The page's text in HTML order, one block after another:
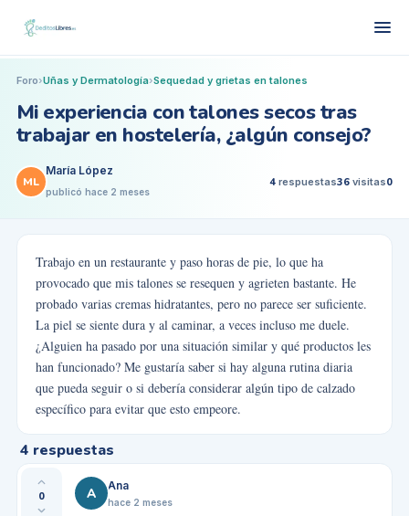
Foro›Uñas y Dermatología›Sequedad y grietas en talones
Mi experiencia con talones secos tras
trabajar en hostelería, ¿algún consejo?
ML
María López
publicó hace 2 meses
4 respuestas36 visitas0
Trabajo en un restaurante y paso horas de pie, lo que ha
provocado que mis talones se resequen y agrieten bastante. He
probado varias cremas hidratantes, pero no parece ser suficiente.
La piel se siente dura y al caminar, a veces incluso me duele.
¿Alguien ha pasado por una situación similar y qué productos les
han funcionado? Me gustaría saber si hay alguna rutina diaria
que pueda seguir o si debería considerar algún tipo de calzado
específico para evitar que esto empeore.
4 respuestas
0 A Ana
hace 2 meses